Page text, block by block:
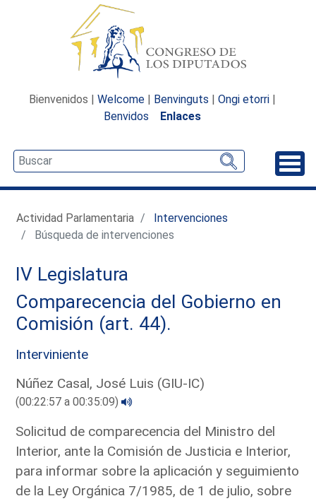
Bienvenidos | Welcome | Benvinguts | Ongi etorri |
Benvidos
Enlaces
Actividad Parlamentaria
Intervenciones
Búsqueda de intervenciones
IV Legislatura
Comparecencia del Gobierno en
Comisión (art. 44).
Interviniente
Núñez Casal, José Luis (GIU-IC)
(00:22:57 a 00:35:09)
Solicitud de comparecencia del Ministro del
Interior, ante la Comisión de Justicia e Interior,
para informar sobre la aplicación y seguimiento
de la Ley Orgánica 7/1985, de 1 de julio, sobre